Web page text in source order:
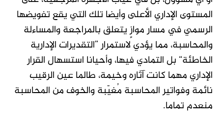
المستوى الإداري الأعلى وأيضا تلك التي يقع تفويضها
الرسمي في مسار موازٍ يتعلق بالمراجعة والمساءلة
والمحاسبة، مما يؤدي لاستمرار ”التقديرات الإدارية
الخاطئة“ بل التمادي فيها، وأحيانا استسهال القرار
الإداري مهما كانت آثاره وخيمة، طالما عين الرقيب
نائمة وفواتير المحاسبة مُغيّبة والخوف من المحاسبة
منعدم تماما.